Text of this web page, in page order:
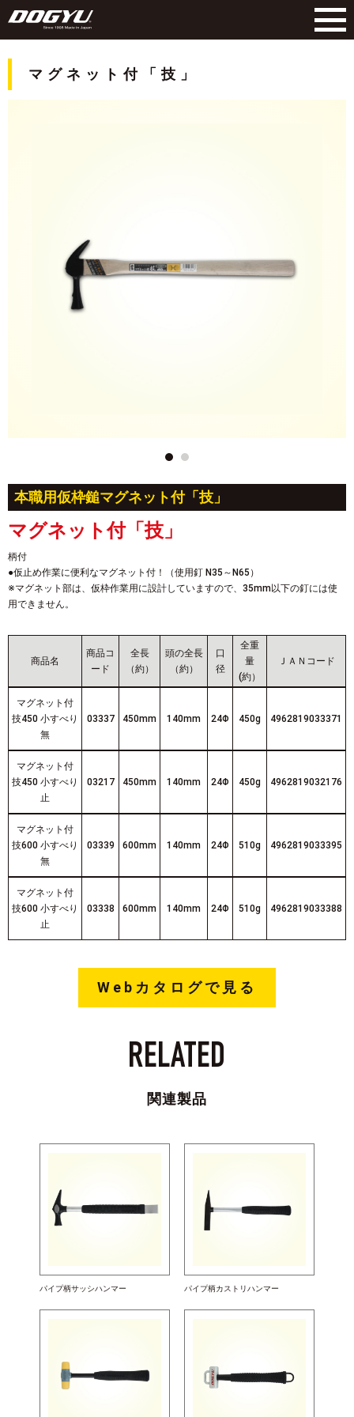
マグネット付「技」
本職用仮枠鎚マグネット付「技」
マグネット付「技」
柄付
●仮止め作業に便利なマグネット付！（使用釘 N35～N65）
※マグネット部は、仮枠作業用に設計していますので、35mm以下の釘には使
用できません。
商品名
商品コ
ード
全長
（約）
頭の全長
（約）
口
径
全重
量
(約）
ＪＡＮコード
マグネット付
技450 小すべり
無
03337 450mm 140mm 24Φ 450g 4962819033371
マグネット付
技450 小すべり
止
03217 450mm 140mm 24Φ 450g 4962819032176
マグネット付
技600 小すべり
無
03339 600mm 140mm 24Φ 510g 4962819033395
マグネット付
技600 小すべり
止
03338 600mm 140mm 24Φ 510g 4962819033388
Webカタログで見る
RELATED
関連製品
パイプ柄サッシハンマー パイプ柄カストリハンマー